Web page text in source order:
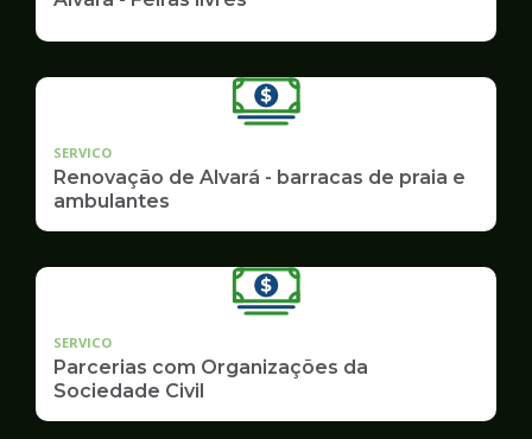
SERVICO
Renovação de Alvará - barracas de praia e
ambulantes
SERVICO
Parcerias com Organizações da
Sociedade Civil